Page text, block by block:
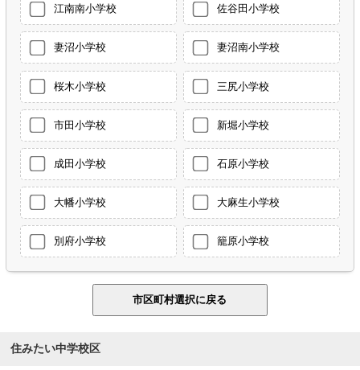
江南南小学校 佐谷田小学校
妻沼小学校 妻沼南小学校
桜木小学校 三尻小学校
市田小学校 新堀小学校
成田小学校 石原小学校
大幡小学校 大麻生小学校
別府小学校 籠原小学校
住みたい中学校区